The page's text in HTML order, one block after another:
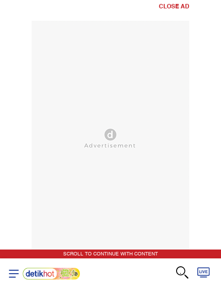
CLOSE AD
SCROLL TO CONTINUE WITH CONTENT